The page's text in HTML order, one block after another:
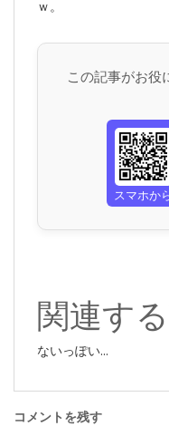
ｗ。
この記事がお役
スマホか
関連す
ないっぽい...
コメントを残す